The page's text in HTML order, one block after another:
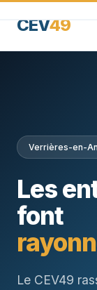
CEV49
Verrières-en-
Les
font
Le CEV49